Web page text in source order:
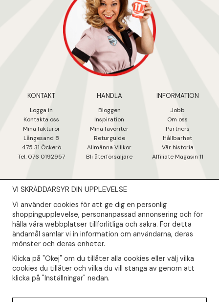
KONTAKT
Logga in
Kontakta oss
Mina fakturor
Långesand 8
475 31 Öckerö
Tel. 076 0192957
HANDLA
Bloggen
Inspiration
Mina favoriter
Returguide
Allmänna Villkor
Bli återförsäljare
INFORMATION
Jobb
Om oss
Partners
Hållbarhet
Vår historia
Affiliate Magasin 11
NYHETSBREV
Såklart skall du ta del av våra bästa erbjudanden & nyheter!
Din mail kommer endast användas till våra nyhetsbrev.
VI SKRÄDDARSYR DIN UPPLEVELSE
Vi använder cookies för att ge dig en personlig
shoppingupplevelse, personanpassad annonsering och för
hålla våra webbplatser tillförlitliga och säkra. För detta
ändamål samlar vi in information om användarna, deras
mönster och deras enheter.
Klicka på "Okej" om du tillåter alla cookies eller välj vilka
cookies du tillåter och vilka du vill stänga av genom att
klicka på "Inställningar" nedan.